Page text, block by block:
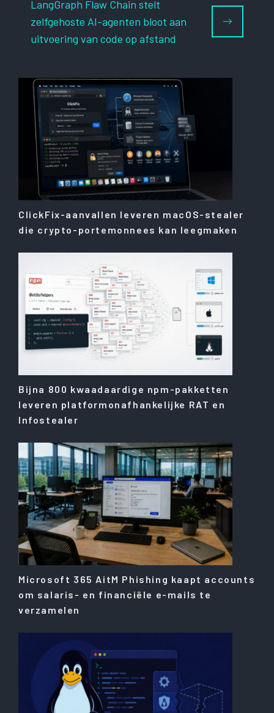
LangGraph Flaw Chain stelt
zelfgehoste AI-agenten bloot aan
uitvoering van code op afstand
ClickFix-aanvallen leveren macOS-stealer
die crypto-portemonnees kan leegmaken
Bijna 800 kwaadaardige npm-pakketten
leveren platformonafhankelijke RAT en
Infostealer
Microsoft 365 AitM Phishing kaapt accounts
om salaris- en financiële e-mails te
verzamelen